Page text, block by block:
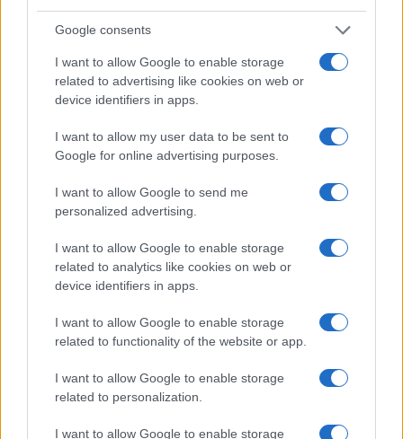
Google consents
I want to allow Google to enable storage
related to advertising like cookies on web or
device identifiers in apps.
I want to allow my user data to be sent to
Google for online advertising purposes.
I want to allow Google to send me
personalized advertising.
I want to allow Google to enable storage
related to analytics like cookies on web or
device identifiers in apps.
I want to allow Google to enable storage
related to functionality of the website or app.
I want to allow Google to enable storage
related to personalization.
I want to allow Google to enable storage
Guía definitiva para transferir fondos entre exchanges y wallets
Diego Martín · 5 Jul 2026